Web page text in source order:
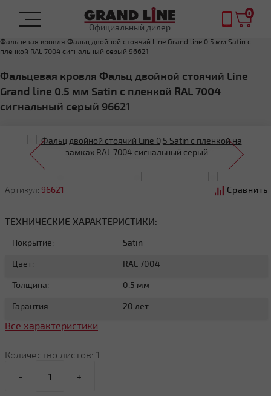
Официальный дилер
0
ФАЛЬЦЕВАЯ КРОВЛЯ
Фальцевая кровля Фальц двойной стоячий Line Grand line 0.5 мм Satin с
пленкой RAL 7004 сигнальный серый 96621
Фальцевая кровля Фальц двойной стоячий Line
Grand line 0.5 мм Satin с пленкой RAL 7004
сигнальный серый 96621
Артикул: 96621 Сравнить
ТЕХНИЧЕСКИЕ ХАРАКТЕРИСТИКИ:
Покрытие: Satin
Цвет: RAL 7004
Толщина: 0.5 мм
Гарантия: 20 лет
Все характеристики
Количество листов: 1
- +